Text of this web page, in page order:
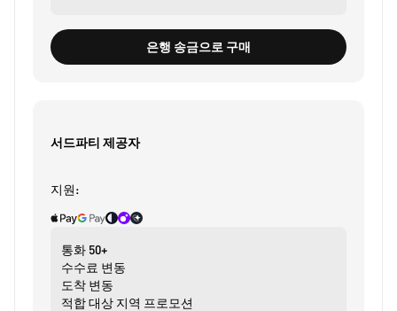
은행 송금으로 구매
서드파티 제공자
지원:
통화 50+
수수료 변동
도착 변동
적합 대상 지역 프로모션